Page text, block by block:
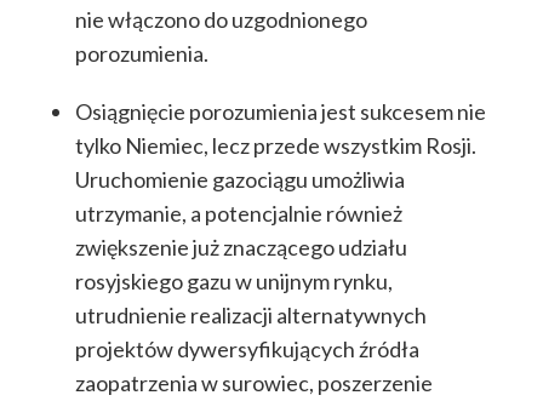
nie włączono do uzgodnionego
porozumienia.
Osiągnięcie porozumienia jest sukcesem nie
tylko Niemiec, lecz przede wszystkim Rosji.
Uruchomienie gazociągu umożliwia
utrzymanie, a potencjalnie również
zwiększenie już znaczącego udziału
rosyjskiego gazu w unijnym rynku,
utrudnienie realizacji alternatywnych
projektów dywersyfikujących źródła
zaopatrzenia w surowiec, poszerzenie